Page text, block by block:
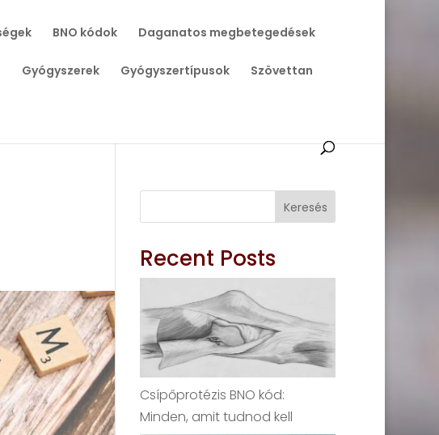
BNO kódok Daganatos megbetegedések
Gyógyszerek Gyógyszertípusok Szövettan
Keresés
Recent Posts
Csípőprotézis BNO kód:
Minden, amit tudnod kell